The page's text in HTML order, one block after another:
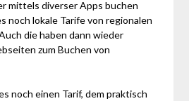
mittels diverser Apps buchen
noch lokale Tarife von regionalen
die haben dann wieder
zum Buchen von
noch einen Tarif, dem praktisch